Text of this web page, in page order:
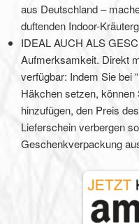
aus Deutschland –
duftenden Indoor-
IDEAL AUCH ALS
Aufmerksamkeit. Direkt
verfügbar: Indem Sie bei
Häkchen setzen,
hinzufügen, den Preis
Lieferschein verbergen
Geschenkverpackung